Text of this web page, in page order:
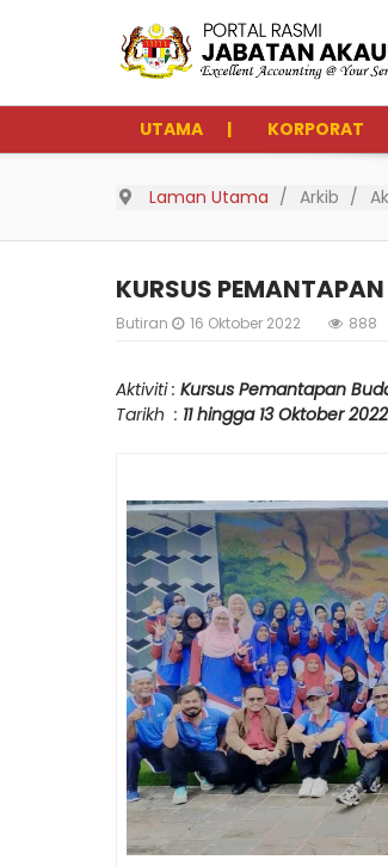
UTAMA KORPORAT
Laman Utama Arkib
KURSUS
Butiran 16 Oktober 2022 888
Aktiviti : Kursus Pemantapan
Tarikh : 11 hingga 13 Oktober 2022